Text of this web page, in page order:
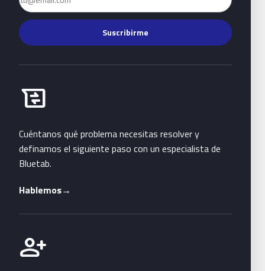
Suscribirme
business_messages
Habla con Bluetab
Cuéntanos qué problema necesitas resolver y
definamos el siguiente paso con un especialista de
Bluetab.
Hablemos→
person_add
Únete a Bluetab